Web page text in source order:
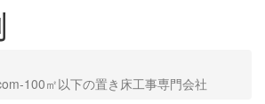
100㎡以下の置き床工事専門会社